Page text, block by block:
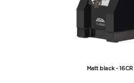
Matt black - 16CR